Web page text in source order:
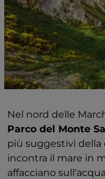
Nel nord delle
Parco del Monte
più suggestivi della
incontra il mare in
affacciano